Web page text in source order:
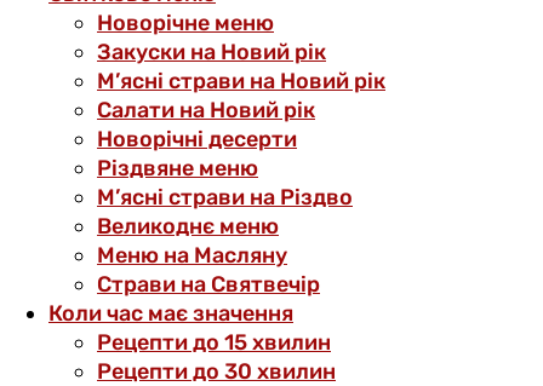
Новорічне меню
Закуски на Новий рік
М’ясні страви на Новий рік
Салати на Новий рік
Новорічні десерти
Різдвяне меню
М’ясні страви на Різдво
Великоднє меню
Меню на Масляну
Страви на Святвечір
Коли час має значення
Рецепти до 15 хвилин
Рецепти до 30 хвилин